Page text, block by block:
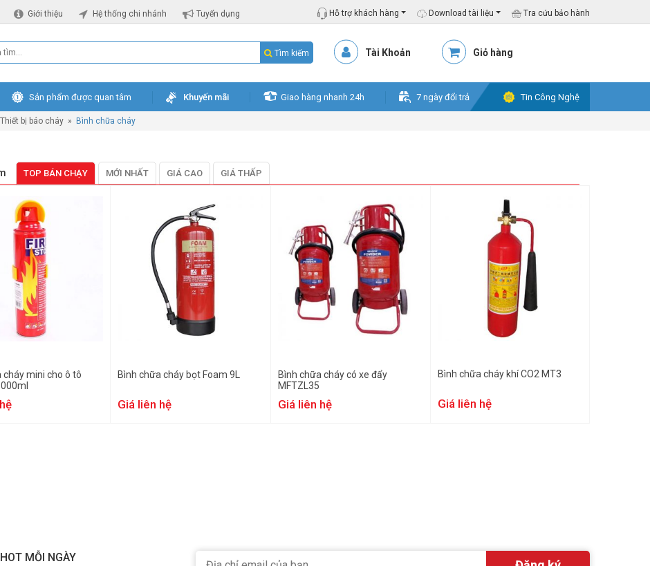
Giới thiệu Hệ thống chi nhánh Tuyển dụng Hỗ trợ khách hàng Download tài liệu Tra cứu bảo hành
Tìm kiếm Tài Khoản Giỏ hàng
Sản phẩm được quan tâm Khuyến mãi Giao hàng nhanh 24h 7 ngày đổi trả Tin Công Nghệ
Thiết bị báo cháy » Bình chữa cháy
TOP BÁN CHẠY MỚI NHẤT GIÁ CAO GIÁ THẤP
cháy mini cho ô tô
Bình chữa cháy bọt Foam 9L
Giá liên hệ
Bình chữa cháy có xe đẩy
MFTZL35
Giá liên hệ
Bình chữa cháy khí CO2 MT3
Giá liên hệ
MỖI NGÀY